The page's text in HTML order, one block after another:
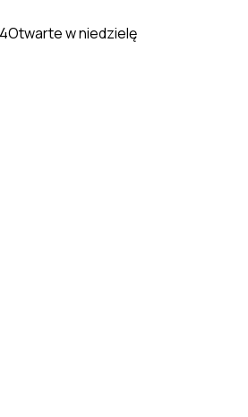
Otwarte w niedzielę